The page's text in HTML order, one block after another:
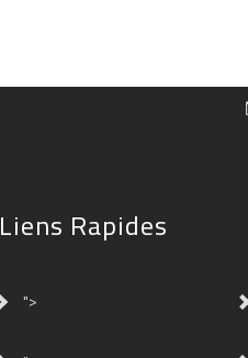
Liens Rapides
">